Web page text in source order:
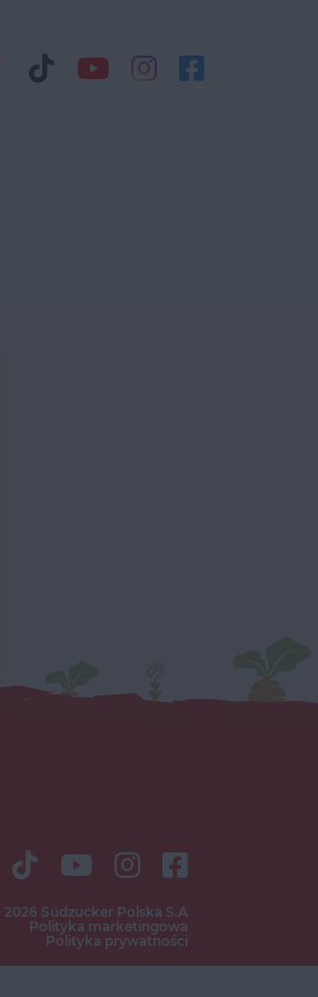
Südzucker Polska S.A
Polityka marketingowa
Polityka prywatności